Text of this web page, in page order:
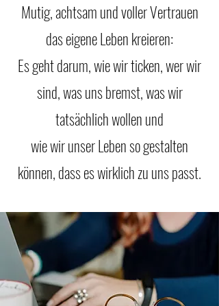
Mutig, achtsam und voller Vertrauen
das eigene Leben kreieren:
Es geht darum, wie wir ticken, wer wir
sind, was uns bremst, was wir
tatsächlich wollen und
wie wir unser Leben so gestalten
können, dass es wirklich zu uns passt.